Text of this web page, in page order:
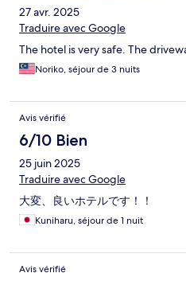
27 avr. 2025
Traduire avec Google
The hotel is very safe. The
Noriko, séjour de 3 nuits
Avis vérifié
6/10 Bien
25 juin 2025
Traduire avec Google
大変、良いホテルです！！
Kuniharu, séjour de 1 nuit
Avis vérifié